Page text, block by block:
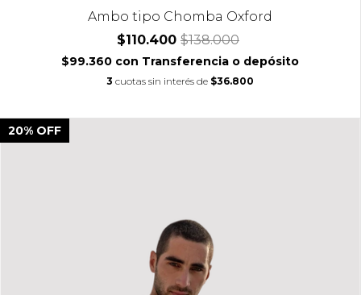
Ambo tipo Chomba Oxford
$110.400 $138.000
$99.360 con Transferencia o depósito
3 cuotas sin interés de $36.800
20% OFF